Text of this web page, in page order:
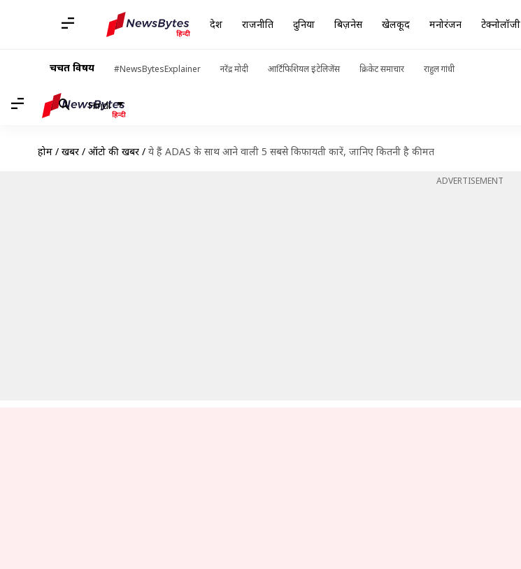
देश राजनीति दुनिया बिज़नेस खेलकूद मनोरंजन टेक्नोलॉजी
चर्चित विषय #NewsBytesExplainer नरेंद्र मोदी आर्टिफिशियल इंटेलिजेंस क्रिकेट समाचार राहुल गांधी
Hindi
होम / खबरें / ऑटो की खबरें / ये हैं ADAS के साथ आने वाली 5 सबसे किफायती कारें, जानिए कितनी है कीमत
ADVERTISEMENT